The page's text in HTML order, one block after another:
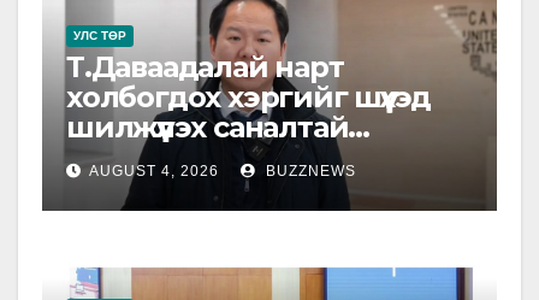
УЛС ТӨР
Т.Даваадалай нарт
холбогдох хэргийг шүүхэд
шилжүүлэх саналтай
прокурорын байгууллагад
шилжүүлжээ
AUGUST 4, 2026 BUZZNEWS